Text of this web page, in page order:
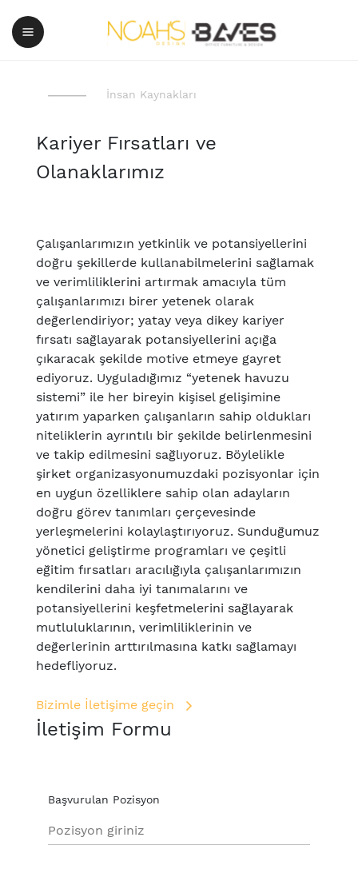
İnsan Kaynakları
Kariyer Fırsatları ve
Olanaklarımız
Çalışanlarımızın yetkinlik ve potansiyellerini
doğru şekillerde kullanabilmelerini sağlamak
ve verimliliklerini artırmak amacıyla tüm
çalışanlarımızı birer yetenek olarak
değerlendiriyor; yatay veya dikey kariyer
fırsatı sağlayarak potansiyellerini açığa
çıkaracak şekilde motive etmeye gayret
ediyoruz. Uyguladığımız “yetenek havuzu
sistemi” ile her bireyin kişisel gelişimine
yatırım yaparken çalışanların sahip oldukları
niteliklerin ayrıntılı bir şekilde belirlenmesini
ve takip edilmesini sağlıyoruz. Böylelikle
şirket organizasyonumuzdaki pozisyonlar için
en uygun özelliklere sahip olan adayların
doğru görev tanımları çerçevesinde
yerleşmelerini kolaylaştırıyoruz. Sunduğumuz
yönetici geliştirme programları ve çeşitli
eğitim fırsatları aracılığıyla çalışanlarımızın
kendilerini daha iyi tanımalarını ve
potansiyellerini keşfetmelerini sağlayarak
mutluluklarının, verimliliklerinin ve
değerlerinin arttırılmasına katkı sağlamayı
hedefliyoruz.
Bizimle İletişime geçin
İletişim Formu
Başvurulan Pozisyon